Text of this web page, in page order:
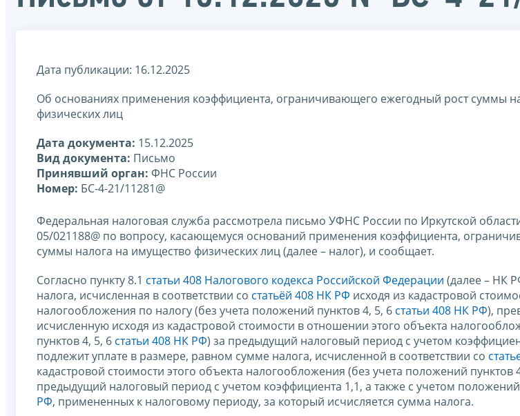
Дата публикации: 16.12.2025
Об основаниях применения коэффициента, ограничивающего ежегодный рост суммы
физических лиц
Дата документа: 15.12.2025
Вид документа: Письмо
Принявший орган: ФНС России
Номер: БС-4-21/11281@
Федеральная налоговая служба рассмотрела письмо УФНС России по Иркутской
05/021188@ по вопросу, касающемуся оснований применения коэффициента,
суммы налога на имущество физических лиц (далее – налог), и сообщает.
Согласно пункту 8.1 статьи 408 Налогового кодекса Российской Федерации (далее – НК
налога, исчисленная в соответствии со статьёй 408 НК РФ исходя из кадастровой
налогообложения по налогу (без учета положений пунктов 4, 5, 6 статьи 408 НК РФ),
исчисленную исходя из кадастровой стоимости в отношении этого объекта
пунктов 4, 5, 6 статьи 408 НК РФ) за предыдущий налоговый период с учетом
подлежит уплате в размере, равном сумме налога, исчисленной в соответствии со
кадастровой стоимости этого объекта налогообложения (без учета положений пунктов
предыдущий налоговый период с учетом коэффициента 1,1, а также с учетом положений
РФ, примененных к налоговому периоду, за который исчисляется сумма налога.